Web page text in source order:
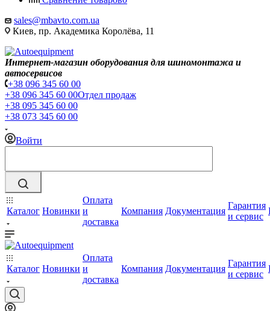
sales@mbavto.com.ua
Киев, пр. Академика Королёва, 11
Интернет-магазин оборудования для шиномонтажа и
автосервисов
+38 096 345 60 00
+38 096 345 60 00Отдел продаж
+38 095 345 60 00
+38 073 345 60 00
Войти
Каталог Новинки
Оплата
и
доставка
Компания Документация
Гарантия
и сервис
Каталог Новинки
Оплата
и
доставка
Компания Документация
Гарантия
и сервис